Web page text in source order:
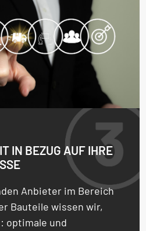
IN BEZUG AUF IHRE
Anbieter im Bereich
Bauteile wissen wir,
optimale und